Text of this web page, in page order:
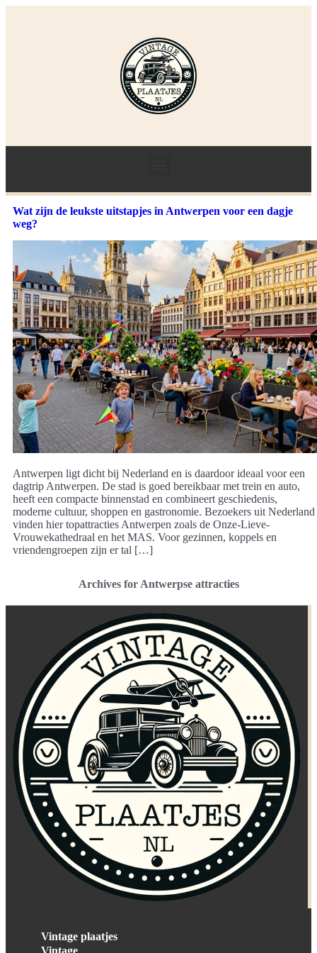
Wat zijn de leukste uitstapjes in Antwerpen voor een dagje
weg?
Antwerpen ligt dicht bij Nederland en is daardoor ideaal voor een
dagtrip Antwerpen. De stad is goed bereikbaar met trein en auto,
heeft een compacte binnenstad en combineert geschiedenis,
moderne cultuur, shoppen en gastronomie. Bezoekers uit Nederland
vinden hier topattracties Antwerpen zoals de Onze-Lieve-
Vrouwekathedraal en het MAS. Voor gezinnen, koppels en
vriendengroepen zijn er tal […]
Archives for Antwerpse attracties
Vintage plaatjes
Vintage